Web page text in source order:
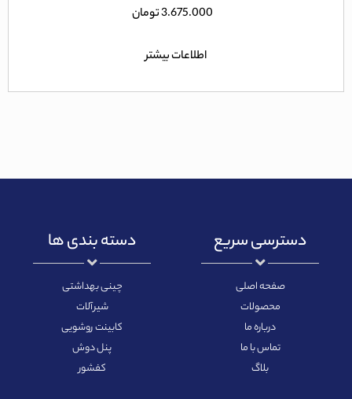
امتیاز
3.675.000تومان
اطلاعات بیشتر
دسترسی سریع
صفحه اصلی
محصولات
درباره ما
تماس با ما
بلاگ
دسته بندی ها
چینی بهداشتی
شیرآلات
کابینت روشویی
پنل دوش
کفشور